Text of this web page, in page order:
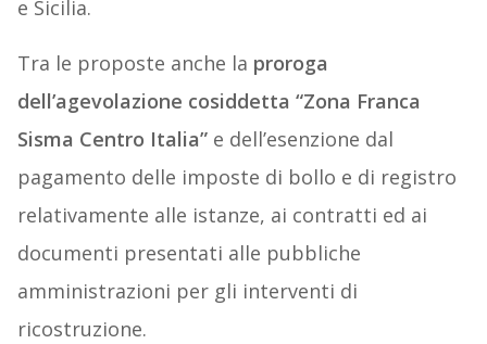
e Sicilia.
Tra le proposte anche la proroga
dell’agevolazione cosiddetta “Zona Franca
Sisma Centro Italia”e dell’esenzione dal
pagamento delle imposte di bollo e di registro
relativamente alle istanze, ai contratti ed ai
documenti presentati alle pubbliche
amministrazioni per gli interventi di
ricostruzione.